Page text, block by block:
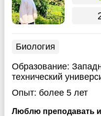
Биология
Образование:
технический
Опыт: более 5 лет
Люблю преподавать и